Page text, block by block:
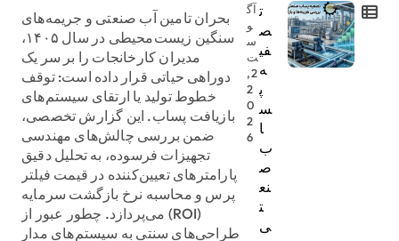
ت
ص
فی
ه
پ
س
ا
ب
ص
نع
ت
ی
آگ
و
س
ت
2,
2
0
2
6
بحران تامین آب صنعتی و جریمه‌های
سنگین زیست‌محیطی در سال ۱۴۰۵،
مدیران کارخانجات را بر سر یک
دوراهی حیاتی قرار داده است: توقف
خطوط تولید یا ارتقای سیستم‌های
بازیافت پساب. این گزارش تخصصی،
ضمن بررسی چالش‌های مهندسی
تجهیزات فرسوده، به تحلیل دقیق
پارامترهای تعیین‌کننده در قیمت فیلتر
پرس و محاسبه نرخ بازگشت سرمایه
(ROI) می‌پردازد. چطور عبور از
طراحی‌های سنتی به سیستم‌های مدار